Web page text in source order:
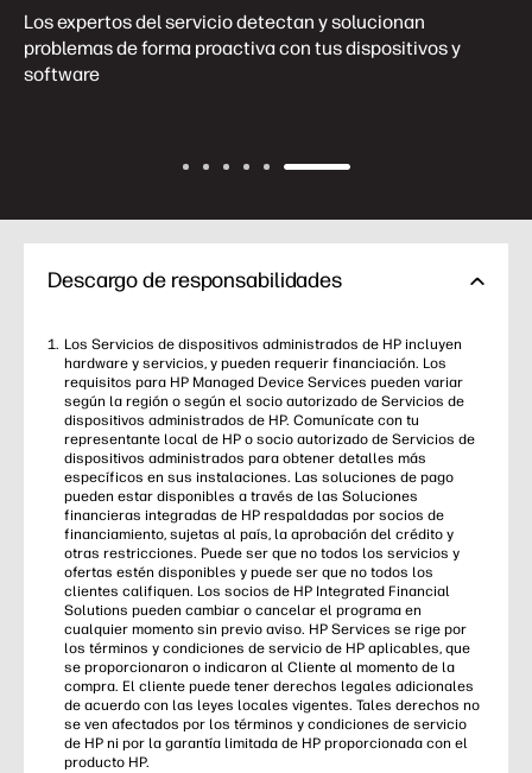
Los expertos del servicio detectan y solucionan
problemas de forma proactiva con tus dispositivos y
software
Descargo de responsabilidades
Los Servicios de dispositivos administrados de HP incluyen
hardware y servicios, y pueden requerir financiación. Los
requisitos para HP Managed Device Services pueden variar
según la región o según el socio autorizado de Servicios de
dispositivos administrados de HP. Comunícate con tu
representante local de HP o socio autorizado de Servicios de
dispositivos administrados para obtener detalles más
específicos en sus instalaciones. Las soluciones de pago
pueden estar disponibles a través de las Soluciones
financieras integradas de HP respaldadas por socios de
financiamiento, sujetas al país, la aprobación del crédito y
otras restricciones. Puede ser que no todos los servicios y
ofertas estén disponibles y puede ser que no todos los
clientes califiquen. Los socios de HP Integrated Financial
Solutions pueden cambiar o cancelar el programa en
cualquier momento sin previo aviso. HP Services se rige por
los términos y condiciones de servicio de HP aplicables, que
se proporcionaron o indicaron al Cliente al momento de la
compra. El cliente puede tener derechos legales adicionales
de acuerdo con las leyes locales vigentes. Tales derechos no
se ven afectados por los términos y condiciones de servicio
de HP ni por la garantía limitada de HP proporcionada con el
producto HP.